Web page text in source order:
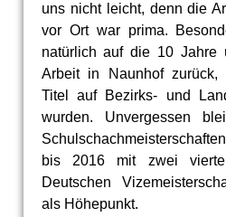
uns nicht leicht, denn die
vor Ort war prima.
natürlich auf die 10 Jahre
Arbeit in Naunhof
Titel auf Bezirks- und
wurden. Unvergessen
bis 2016 mit zwei
Deutschen
als Höhepunkt.